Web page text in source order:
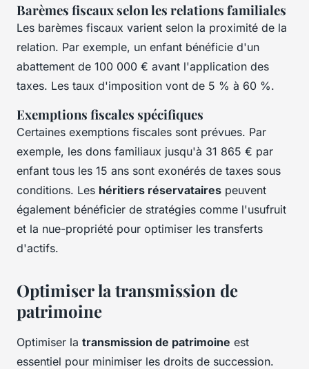
Barèmes fiscaux selon les relations familiales
Les barèmes fiscaux varient selon la proximité de la
relation. Par exemple, un enfant bénéficie d'un
abattement de 100 000 € avant l'application des
taxes. Les taux d'imposition vont de 5 % à 60 %.
Exemptions fiscales spécifiques
Certaines exemptions fiscales sont prévues. Par
exemple, les dons familiaux jusqu'à 31 865 € par
enfant tous les 15 ans sont exonérés de taxes sous
conditions. Les héritiers réservataires peuvent
également bénéficier de stratégies comme l'usufruit
et la nue-propriété pour optimiser les transferts
d'actifs.
Optimiser la transmission de
patrimoine
Optimiser la transmission de patrimoine est
essentiel pour minimiser les droits de succession.